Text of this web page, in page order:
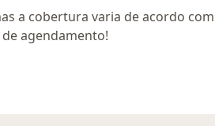
a cobertura varia de acordo
agendamento!